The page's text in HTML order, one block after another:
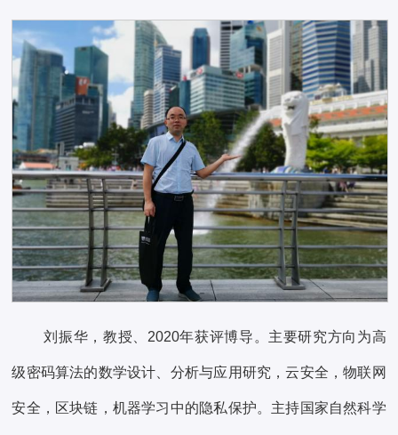
刘振华，教授、2020年获评博导。主要研究方向为高
级密码算法的数学设计、分析与应用研究，云安全，物联网
安全，区块链，机器学习中的隐私保护。主持国家自然科学